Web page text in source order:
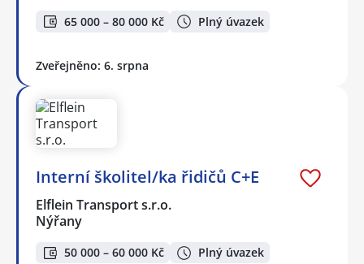
65 000 – 80 000 Kč Plný úvazek
Zveřejněno: 6. srpna
Interní školitel/ka řidičů C+E
Elflein Transport s.r.o.
Nýřany
50 000 – 60 000 Kč Plný úvazek